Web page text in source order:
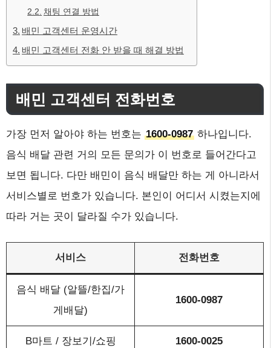
채팅 연결 방법
배민 고객센터 운영시간
배민 고객센터 전화 안 받을 때 해결 방법
배민 고객센터 전화번호
가장 먼저 알아야 하는 번호는 1600-0987 하나입니다.
음식 배달 관련 거의 모든 문의가 이 번호로 들어간다고
보면 됩니다. 다만 배민이 음식 배달만 하는 게 아니라서
서비스별로 번호가 있습니다. 본인이 어디서 시켰는지에
따라 거는 곳이 달라질 수가 있습니다.
서비스 전화번호
음식 배달 (알뜰/한집/가
게배달)
1600-0987
B마트 / 장보기/쇼핑 1600-0025